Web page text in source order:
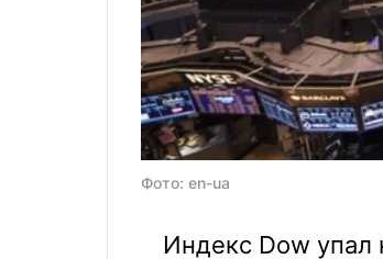
Фото: en-ua
Индекс Dow упал